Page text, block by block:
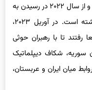
تلاش برای پایان دادن به جنگ یمن بوده و از سال ۲۰۲۲ در رسیدن به
آتش‌بس ضمنی در آن کشور نقش داشته است. در آوریل ۲۰۲۳،
تا با رهبران حوثی
شکاف دیپلماتیک
میان ایران و عربستان،